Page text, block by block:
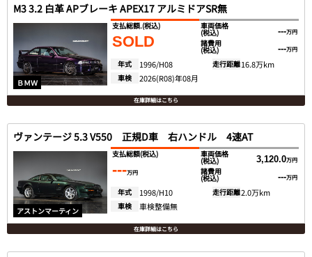
M3 3.2 白革 APブレーキ APEX17 アルミドアSR無
ＢＭＷ
支払総額.(税込)
SOLD
車両価格
(税込) ---万円
諸費用
(税込) ---万円
年式 1996/H08 走行距離16.8万km
車検 2026(R08)年08月
在庫詳細はこちら
ヴァンテージ 5.3 V550 正規D車 右ハンドル 4速AT
アストンマーティン
支払総額(税込)
---万円
車両価格
(税込) 3,120.0万円
諸費用
(税込) ---万円
年式 1998/H10 走行距離2.0万km
車検 車検整備無
在庫詳細はこちら